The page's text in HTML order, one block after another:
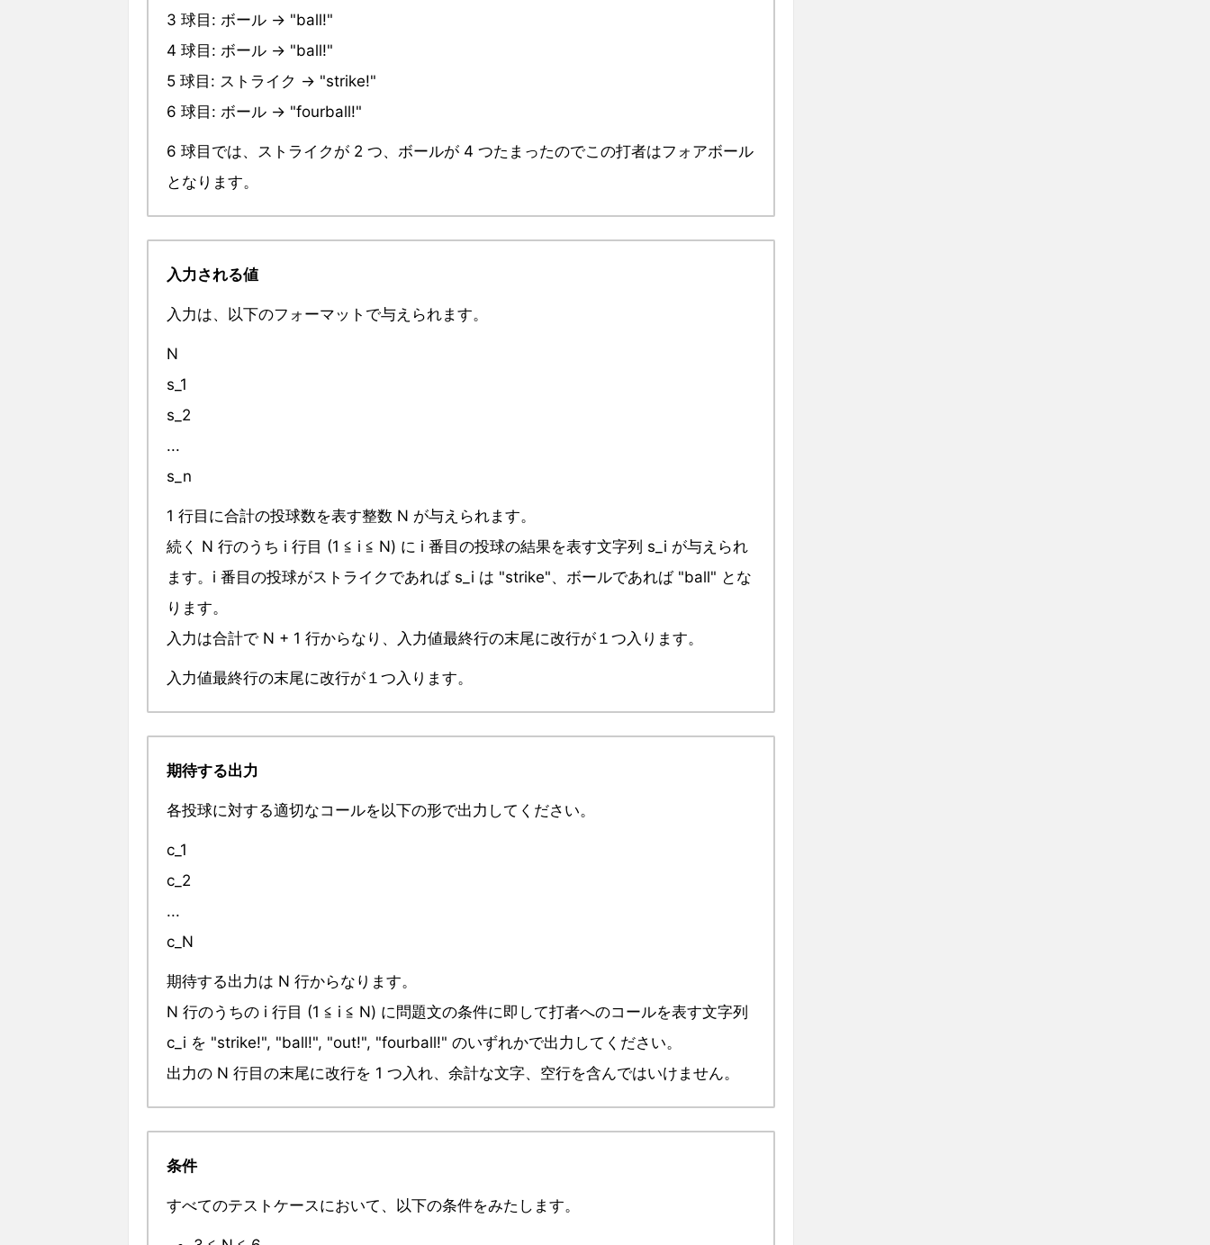
3 球目: ボール → "ball!"
4 球目: ボール → "ball!"
5 球目: ストライク → "strike!"
6 球目: ボール → "fourball!"
6 球目では、ストライクが 2 つ、ボールが 4 つたまったのでこの打者はフォアボール
となります。
入力される値
入力は、以下のフォーマットで与えられます。
N
s_1
s_2
...
s_n
1 行目に合計の投球数を表す整数 N が与えられます。
続く N 行のうち i 行目 (1 ≦ i ≦ N) に i 番目の投球の結果を表す文字列 s_i が与えられ
ます。i 番目の投球がストライクであれば s_i は "strike"、ボールであれば "ball" とな
ります。
入力は合計で N + 1 行からなり、入力値最終行の末尾に改行が１つ入ります。
入力値最終行の末尾に改行が１つ入ります。
期待する出力
各投球に対する適切なコールを以下の形で出力してください。
c_1
c_2
...
c_N
期待する出力は N 行からなります。
N 行のうちの i 行目 (1 ≦ i ≦ N) に問題文の条件に即して打者へのコールを表す文字列
c_i を "strike!", "ball!", "out!", "fourball!" のいずれかで出力してください。
出力の N 行目の末尾に改行を 1 つ入れ、余計な文字、空行を含んではいけません。
条件
すべてのテストケースにおいて、以下の条件をみたします。